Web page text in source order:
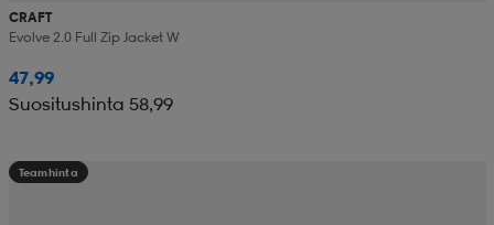
CRAFT
Evolve 2.0 Full Zip Jacket W
47,99
Suositushinta 58,99
Teamhinta